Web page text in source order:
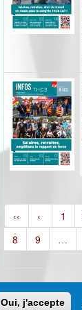
‹‹ ‹ 1
8
9 …
Oui, j'accepte